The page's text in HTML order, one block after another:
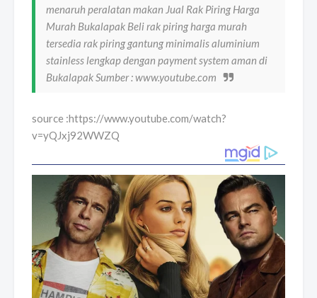
menaruh peralatan makan Jual Rak Piring Harga
Murah Bukalapak Beli rak piring harga murah
tersedia rak piring gantung minimalis aluminium
stainless lengkap dengan payment system aman di
Bukalapak Sumber : www.youtube.com
source :https://www.youtube.com/watch?
v=yQJxj92WWZQ